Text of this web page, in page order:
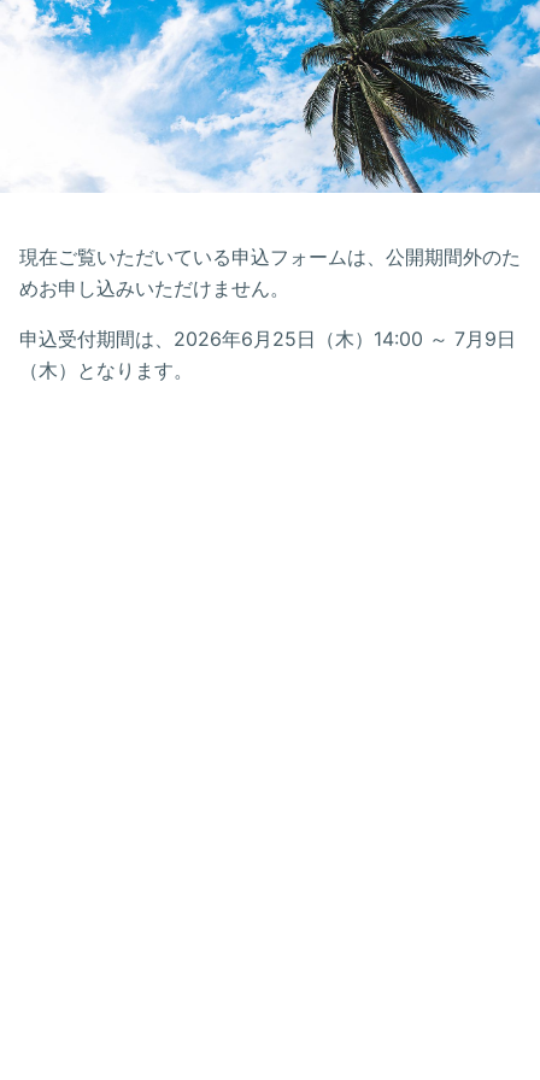
現在ご覧いただいている申込フォームは、公開期間外のた
めお申し込みいただけません。
申込受付期間は、2026年6月25日（木）14:00 ～ 7月9日
（木）となります。